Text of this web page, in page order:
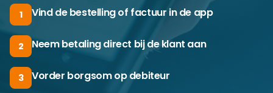
1 Vind de bestelling of factuur in de app
2 Neem betaling direct bij de klant aan
3 Vorder borgsom op debiteur